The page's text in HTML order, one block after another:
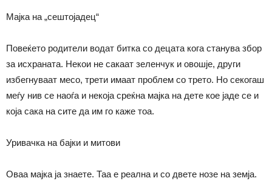
Мајка на „сештојадец“
Повеќето родители водат битка со децата кога станува збор
за исхраната. Некои не сакаат зеленчук и овошје, други
избегнуваат месо, трети имаат проблем со трето. Но секогаш
меѓу нив се наоѓа и некоја среќна мајка на дете кое јаде се и
која сака на сите да им го каже тоа.
Уривачка на бајки и митови
Оваа мајка ја знаете. Таа е реална и со двете нозе на земја.